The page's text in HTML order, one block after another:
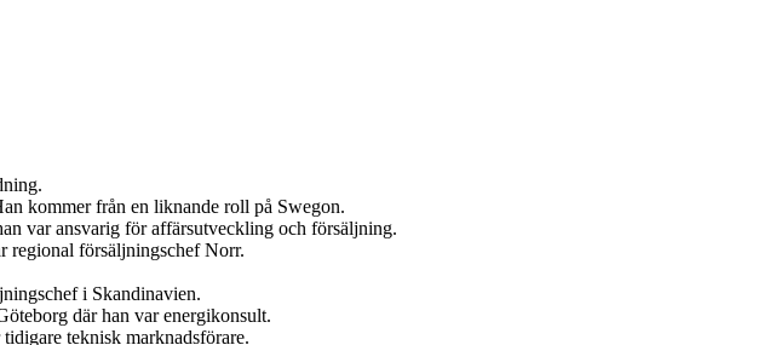
kommer från en liknande roll på Swegon.
var ansvarig för affärsutveckling och försäljning.
regional försäljningschef Norr.
i Skandinavien.
där han var energikonsult.
teknisk marknadsförare.